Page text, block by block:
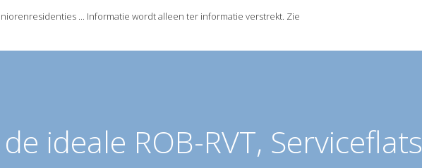
... Informatie wordt alleen ter informatie verstrekt. Zie
ideale ROB-RVT, Serviceflats